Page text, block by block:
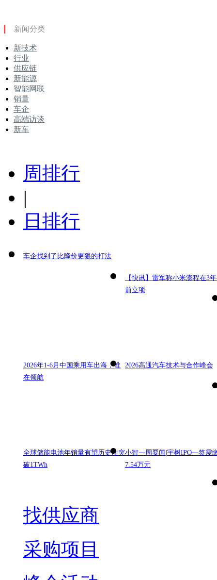
新闻分类
新技术
行业
供应链
新能源
智能网联
销量
车企
高端访谈
新车
周排行
|
日排行
车企找到了比降价更狠的打法
【快讯】雷军称小米澎程在3
前立项
2026年1-6月中国乘用车出海，谁
在领航
2026高通汽车技术与合作峰会
全球储能电池年销量有望历史性突
破1TWh
小智一周要闻|宇树IPO一签需
7.54万元
找供应商
采购项目